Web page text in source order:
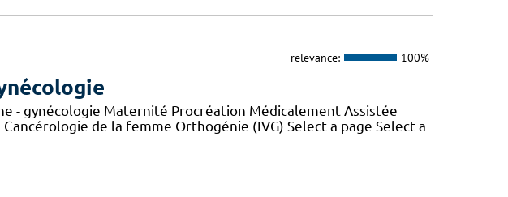
relevance: 100%
- gynécologie Maternité Procréation Médicalement Assistée
de la femme Orthogénie (IVG) Select a page Select a